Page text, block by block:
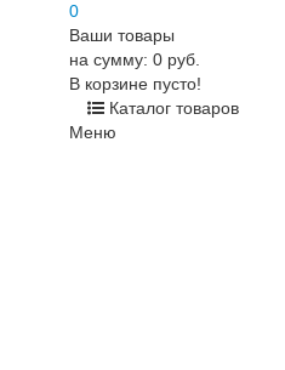
0
Ваши товары
на сумму: 0 руб.
В корзине пусто!
Каталог товаров
Меню